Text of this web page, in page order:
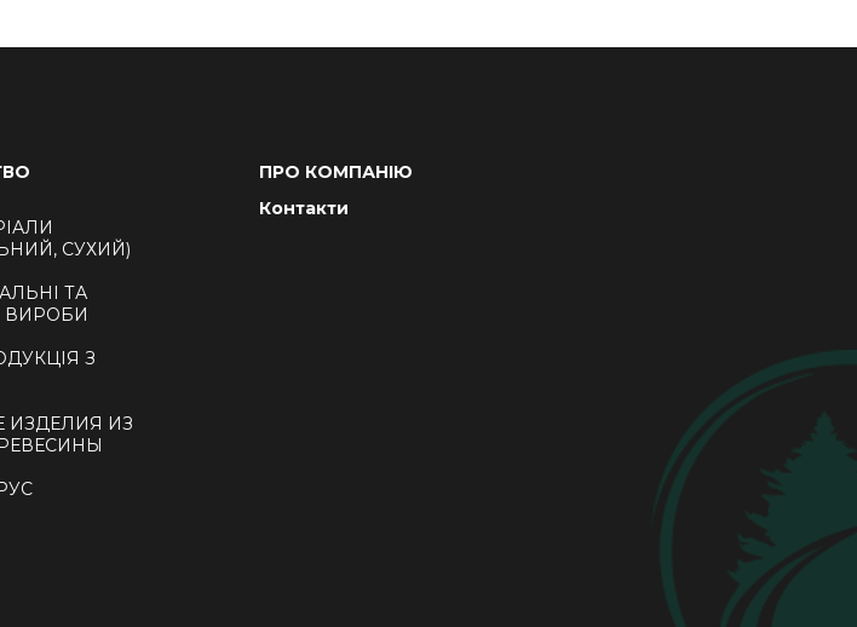
СУХИЙ)
ТА
ВИРОБИ
З
ИЗДЕЛИЯ ИЗ
ПРО КОМПАНІЮ
Контакти